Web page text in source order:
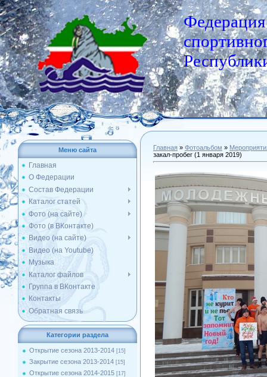
Федерация
Меню сайта
Главная
О Федерации
Состав Федерации
Каталог статей
Фото (на сайте)
Фото (в ВКонтакте)
Видео (на сайте)
Видео (на Youtube)
Музыка
Каталог файлов
Группа в ВКонтакте
Контакты
Обратная связь
Категории раздела
Открытие сезона 2013-2014 [15]
Закрытие сезона 2013-2014 [15]
Открытие сезона 2014-2015 [17]
Главная » Фотоальбом »
закал-пробег (1 января 2019)